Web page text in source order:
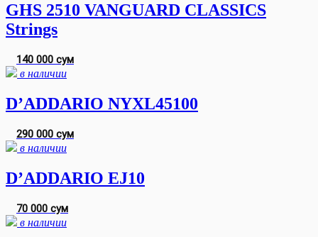
GHS 2510 VANGUARD CLASSICS
Strings
140 000 сум
в наличии
D’ADDARIO NYXL45100
290 000 сум
в наличии
D’ADDARIO EJ10
70 000 сум
в наличии